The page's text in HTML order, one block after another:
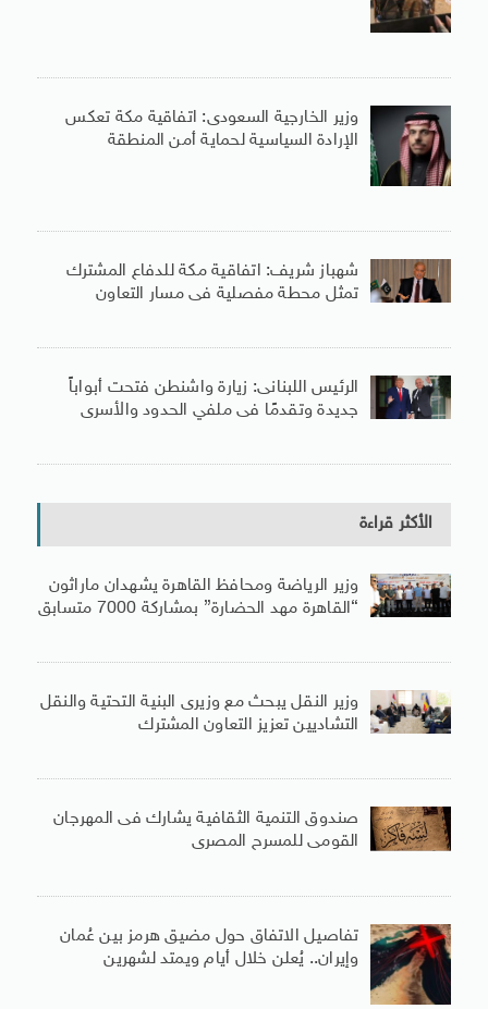
وزير الخارجية السعودى: اتفاقية مكة تعكس
الإرادة السياسية لحماية أمن المنطقة
شهباز شريف: اتفاقية مكة للدفاع المشترك
تمثل محطة مفصلية فى مسار التعاون
الرئيس اللبنانى: زيارة واشنطن فتحت أبواباً
جديدة وتقدمًا فى ملفي الحدود والأسرى
الأكثر قراءة
وزير الرياضة ومحافظ القاهرة يشهدان ماراثون
“القاهرة مهد الحضارة” بمشاركة 7000 متسابق
وزير النقل يبحث مع وزيرى البنية التحتية والنقل
التشاديين تعزيز التعاون المشترك
صندوق التنمية الثقافية يشارك فى المهرجان
القومى للمسرح المصرى
تفاصيل الاتفاق حول مضيق هرمز بين عُمان
وإيران.. يُعلن خلال أيام ويمتد لشهرين